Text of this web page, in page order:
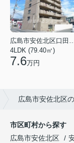
広島市安佐北区
4LDK (79.40㎡)
7.6万円
広島市安佐北区
市区町村から探す
広島市安佐北区